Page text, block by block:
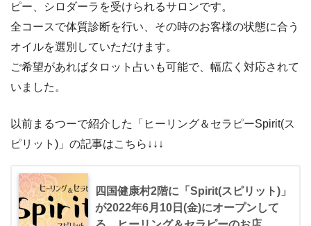
ピー、シロダーラを受けられるサロンです。
全コースで体質診断を行い、その時のお客様の状態に合う
オイルを選別していただけます。
ご希望があればタロット占いも可能で、幅広く対応されて
いました。
以前まるつーで紹介した「ヒーリング＆セラピーSpirit(ス
ピリット)」の記事はこちら↓↓↓
四国健康村2階に「Spirit(スピリット)」
が2022年6月10日(金)にオープンして